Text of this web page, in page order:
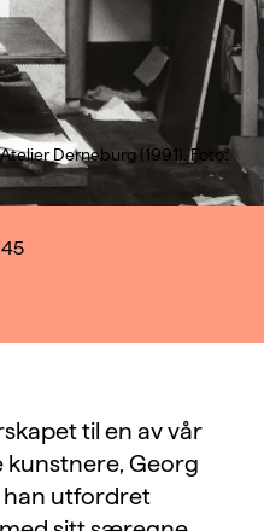
Derneburg (1991). Foto:
til en av vår
kunstnere, Georg
han utfordret